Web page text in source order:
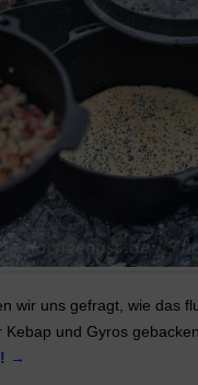
wir uns gefragt, wie das
und Gyros
→